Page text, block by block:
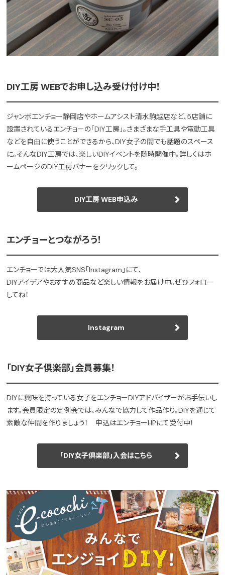
DIY工房 WEBでお申し込み受け付け中！
ジャンボエンチョー静岡店やホームアシスト清水駒越店など、5店舗に
設置されているエンチョーの「DIY工房」。さまざまな手工具や電動工具
などを自由に使うことができるから、DIY女子の間でも話題のスペース
に。そんなDIY工房では、楽しいDIYイベントを随時開催中。詳しくはホ
ームページのDIY工房バナーをクリックして。
DIY工房 WEB申込み
エンチョーとつながろう！
エンチョーでは大人気SNS「Instagram」にて、
DIYアイデアやおすすめ商品など楽しい情報をお届け中。ぜひフォロー
してね！
Instagram
「DIY女子倶楽部」会員募集！
DIYに興味を持っている女子をエンチョーDIYアドバイザーがお手伝いし
ます。会員限定の定例会では、みんなで協力して作品作り。DIYを通じて
素敵な仲間を作りましょう！ 申込はエンチョーHPにて受付中！
「DIY女子倶楽部」入会はこちら